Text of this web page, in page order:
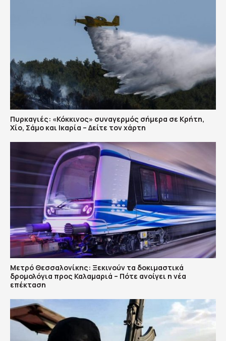
Πυρκαγιές: «Κόκκινος» συναγερμός σήμερα σε Κρήτη,
Χίο, Σάμο και Ικαρία – Δείτε τον χάρτη
Μετρό Θεσσαλονίκης: Ξεκινούν τα δοκιμαστικά
δρομολόγια προς Καλαμαριά – Πότε ανοίγει η νέα
επέκταση